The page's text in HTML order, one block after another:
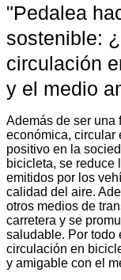
"Pedalea
sostenible:
circulación
y el medio
Además de ser una
económica, circular
positivo en la
bicicleta, se reduce
emitidos por los
calidad del aire.
otros medios de
carretera y se
saludable. Por todo
circulación en
y amigable con el